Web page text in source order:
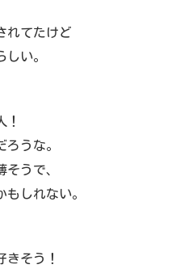
れてたけど
い。
！
うな。
うで、
しれない。
きそう！